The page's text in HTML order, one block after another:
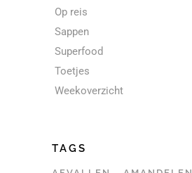
Op reis
Sappen
Superfood
Toetjes
Weekoverzicht
TAGS